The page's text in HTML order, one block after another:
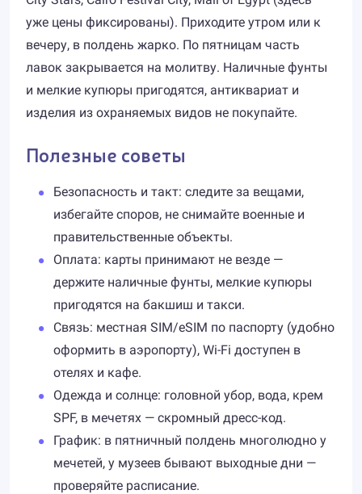
уже цены фиксированы). Приходите утром или к
вечеру, в полдень жарко. По пятницам часть
лавок закрывается на молитву. Наличные фунты
и мелкие купюры пригодятся, антиквариат и
изделия из охраняемых видов не покупайте.
Полезные советы
Безопасность и такт: следите за вещами,
избегайте споров, не снимайте военные и
правительственные объекты.
Оплата: карты принимают не везде —
держите наличные фунты, мелкие купюры
пригодятся на бакшиш и такси.
Связь: местная SIM/eSIM по паспорту (удобно
оформить в аэропорту), Wi-Fi доступен в
отелях и кафе.
Одежда и солнце: головной убор, вода, крем
SPF, в мечетях — скромный дресс-код.
График: в пятничный полдень многолюдно у
мечетей, у музеев бывают выходные дни —
проверяйте расписание.